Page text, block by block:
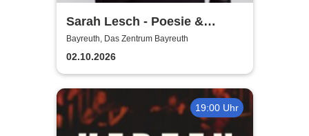
Sarah Lesch - Poesie &
Widerstand Tour
Bayreuth, Das Zentrum Bayreuth
02.10.2026
19:00 Uhr